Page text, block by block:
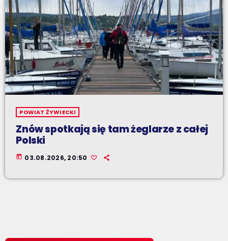
POWIAT ŻYWIECKI
Znów spotkają się tam żeglarze z całej
Polski
today 03.08.2026, 20:50